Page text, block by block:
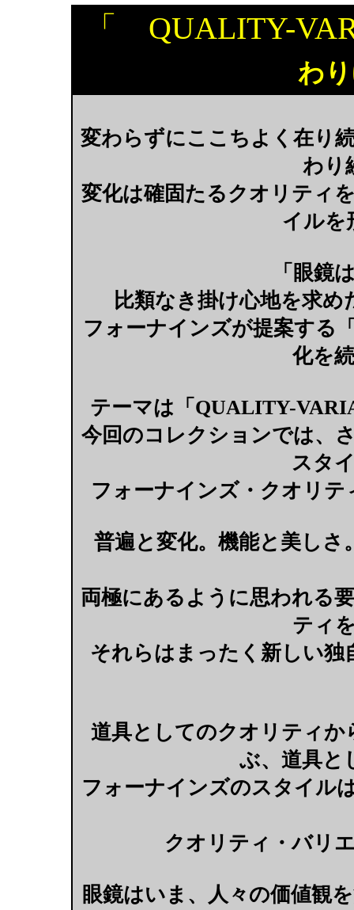
「 QUALITY-
わ
変わらずにここちよく在り
わり
変化は確固たるクオリティ
イルを
「眼鏡
比類なき掛け心地を求
フォーナインズが提案する
化を
テーマは「QUALITY-
今回のコレクションでは、
スタ
フォーナインズ・クオリ
普遍と変化。機能と美し
両極にあるように思われる
ティ
それらはまったく新しい
道具としてのクオリティ
ぶ、道具と
フォーナインズのスタイル
クオリティ・バリ
眼鏡はいま、人々の価値観